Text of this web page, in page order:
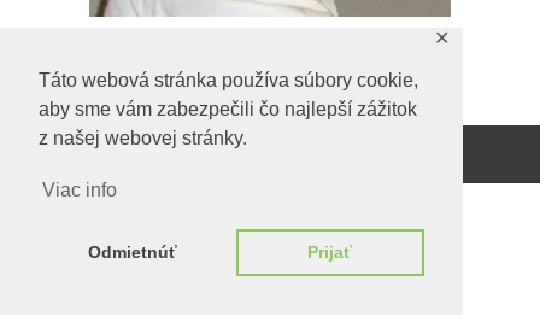
Táto webová stránka používa súbory cookie,
aby sme vám zabezpečili čo najlepší zážitok
z našej webovej stránky.
Viac info
Odmietnúť Prijať
✕